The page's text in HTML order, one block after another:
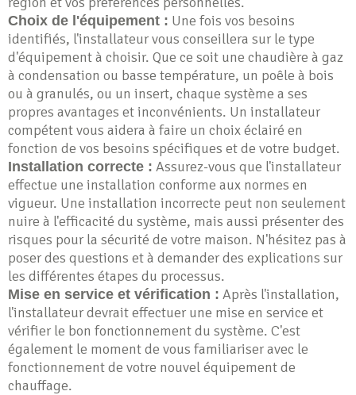
Choix de l'équipement : Une fois vos besoins
identifiés, l'installateur vous conseillera sur le type
d'équipement à choisir. Que ce soit une chaudière à gaz
à condensation ou basse température, un poêle à bois
ou à granulés, ou un insert, chaque système a ses
propres avantages et inconvénients. Un installateur
compétent vous aidera à faire un choix éclairé en
fonction de vos besoins spécifiques et de votre budget.
Installation correcte : Assurez-vous que l'installateur
effectue une installation conforme aux normes en
vigueur. Une installation incorrecte peut non seulement
nuire à l'efficacité du système, mais aussi présenter des
risques pour la sécurité de votre maison. N'hésitez pas à
poser des questions et à demander des explications sur
les différentes étapes du processus.
Mise en service et vérification : Après l'installation,
l'installateur devrait effectuer une mise en service et
vérifier le bon fonctionnement du système. C'est
également le moment de vous familiariser avec le
fonctionnement de votre nouvel équipement de
chauffage.